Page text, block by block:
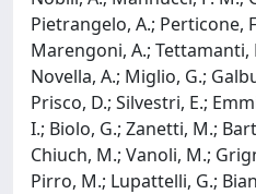
Pietrangelo, A.; Perticone,
Marengoni, A.; Tettamanti,
Novella, A.; Miglio, G.;
Prisco, D.; Silvestri, E.;
I.; Biolo, G.; Zanetti, M.;
Chiuch, M.; Vanoli, M.;
Pirro, M.; Lupattelli, G.;